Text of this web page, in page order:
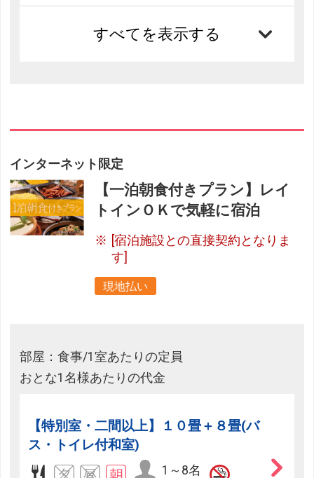
すべてを表示する
インターネット限定
【一泊朝食付きプラン】レイ
トインＯＫで気軽に宿泊
[宿泊施設との直接契約となりま
す]
現地払い
部屋：食事/1室あたりの定員
おとな1名様あたりの代金
【特別室・二間以上】１０畳＋８畳(バ
ス・トイレ付和室)
1～8名